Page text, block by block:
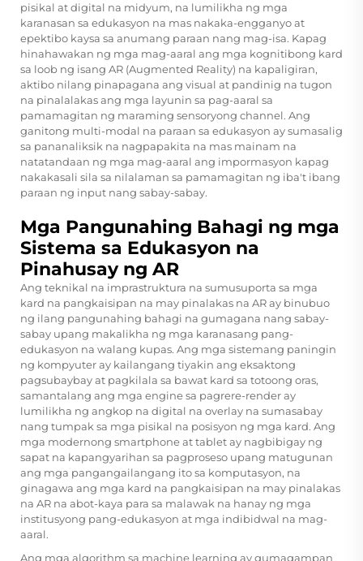
pisikal at digital na midyum, na lumilikha ng mga
karanasan sa edukasyon na mas nakaka-engganyo at
epektibo kaysa sa anumang paraan nang mag-isa. Kapag
hinahawakan ng mga mag-aaral ang mga kognitibong kard
sa loob ng isang AR (Augmented Reality) na kapaligiran,
aktibo nilang pinapagana ang visual at pandinig na tugon
na pinalalakas ang mga layunin sa pag-aaral sa
pamamagitan ng maraming sensoryong channel. Ang
ganitong multi-modal na paraan sa edukasyon ay sumasalig
sa pananaliksik na nagpapakita na mas mainam na
natatandaan ng mga mag-aaral ang impormasyon kapag
nakakasali sila sa nilalaman sa pamamagitan ng iba't ibang
paraan ng input nang sabay-sabay.
Mga Pangunahing Bahagi ng mga
Sistema sa Edukasyon na
Pinahusay ng AR
Ang teknikal na imprastruktura na sumusuporta sa mga
kard na pangkaisipan na may pinalakas na AR ay binubuo
ng ilang pangunahing bahagi na gumagana nang sabay-
sabay upang makalikha ng mga karanasang pang-
edukasyon na walang kupas. Ang mga sistemang paningin
ng kompyuter ay kailangang tiyakin ang eksaktong
pagsubaybay at pagkilala sa bawat kard sa totoong oras,
samantalang ang mga engine sa pagrere-render ay
lumilikha ng angkop na digital na overlay na sumasabay
nang tumpak sa mga pisikal na posisyon ng mga kard. Ang
mga modernong smartphone at tablet ay nagbibigay ng
sapat na kapangyarihan sa pagproseso upang matugunan
ang mga pangangailangang ito sa komputasyon, na
ginagawa ang mga kard na pangkaisipan na may pinalakas
na AR na abot-kaya para sa malawak na hanay ng mga
institusyong pang-edukasyon at mga indibidwal na mag-
aaral.
Ang mga algorithm sa machine learning ay gumagampan